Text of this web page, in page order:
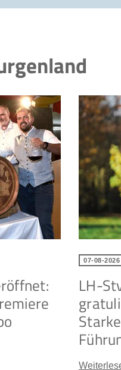
07-08-2026
LH-